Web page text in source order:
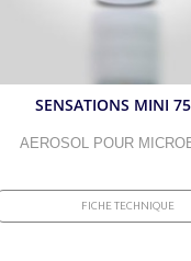
SENSATIONS MINI
AEROSOL POUR
FICHE TECHNIQUE